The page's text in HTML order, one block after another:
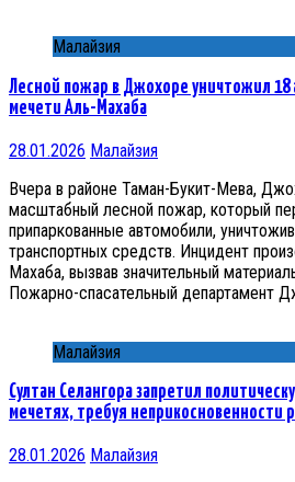
Малайзия
Лесной пожар в Джохоре уничтожил 18
мечети Аль-Махаба
28.01.2026 Малайзия
Вчера в районе Таман-Букит-Мева,
масштабный лесной пожар, который
припаркованные автомобили,
транспортных средств. Инцидент
Махаба, вызвав значительный
Пожарно-спасательный департамент
Малайзия
Султан Селангора запретил
мечетях, требуя неприкосновенности
28.01.2026 Малайзия